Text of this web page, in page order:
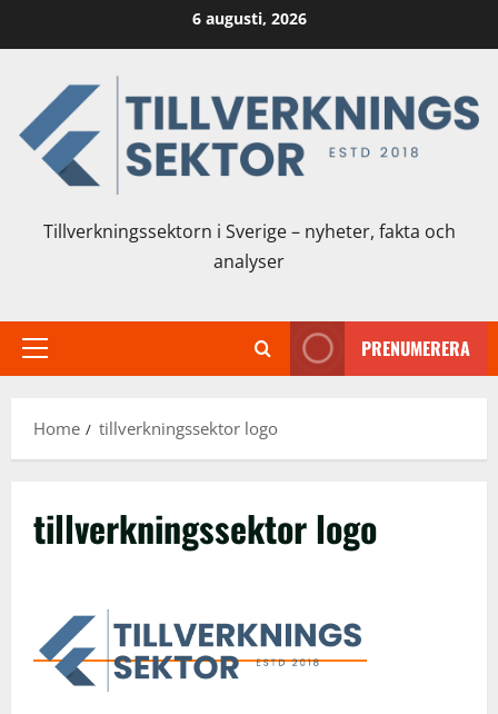
to
6 augusti, 2026
Tillverkningssektorn i Sverige – nyheter, fakta och
analyser
Primary
PRENUMERERA
Home tillverkningssektor logo
tillverkningssektor logo